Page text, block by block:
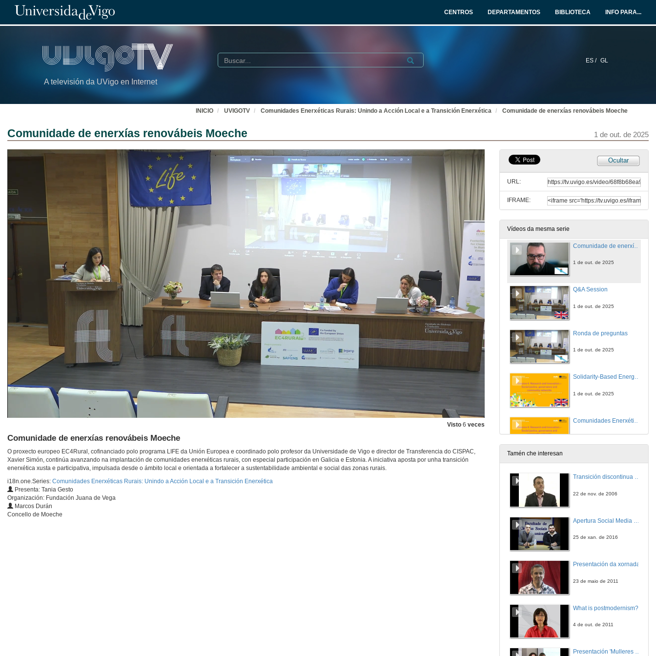
CENTROS DEPARTAMENTOS BIBLIOTECA INFO PARA...
A televisión da UVigo en Internet
ES / GL
Buscar Submit
INICIO UVIGOTV Comunidades Enerxéticas Rurais: Unindo a Acción Local e a Transición Enerxética Comunidade de enerxías renovábeis Moeche
Comunidade de enerxías renovábeis Moeche 1 de out. de 2025
Visto 6 veces
Comunidade de enerxías renovábeis Moeche
O proxecto europeo EC4Rural, cofinanciado polo programa LIFE da Unión Europea e coordinado polo profesor da Universidade de Vigo e director de Transferencia do CISPAC,
Xavier Simón, continúa avanzando na implantación de comunidades enerxéticas rurais, con especial participación en Galicia e Estonia. A iniciativa aposta por unha transición
enerxética xusta e participativa, impulsada desde o ámbito local e orientada a fortalecer a sustentabilidade ambiental e social das zonas rurais.
i18n.one.Series: Comunidades Enerxéticas Rurais: Unindo a Acción Local e a Transición Enerxética
Presenta: Tania Gesto
Organización: Fundación Juana de Vega
Marcos Durán
Concello de Moeche
Ocultar
URL:
IFRAME:
Vídeos da mesma serie
EC synergies with the preservation of the cultural and environmental heritage of the Galician rural area
1 de out. de 2025
Comunidade Enerxética de Tameiga
Renewable energy community Moeche
1 de out. de 2025
1 de out. de 2025
Q&A Session
1 de out. de 2025
Ronda de preguntas
1 de out. de 2025
Solidarity-Based Energy Communities: Pathways toward a just, inclusive, and equitable Energy Transition in rural areas
1 de out. de 2025
Equity in Energy Transitions: Unpacking Distributional Impacts Across Geographies and Vulnerable Groups
1 de out. de 2025
1 de out. de 2025
Tamén che interesan
Transición discontinua de partículas de microgel termosensible
22 de nov. de 2006
25 de xan. de 2016
Presentación da xornada
23 de maio de 2011
What is postmodernism?
4 de out. de 2011
Presentación 'Mulleres no software libre'